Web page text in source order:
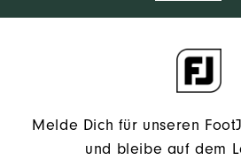
Melde Dich für unseren
und bleibe auf dem